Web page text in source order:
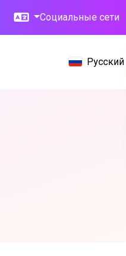
Социальные сети
Русский